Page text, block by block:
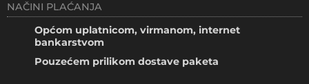
NAČINI PLAĆANJA
Općom uplatnicom, virmanom, internet
bankarstvom
Pouzećem prilikom dostave paketa